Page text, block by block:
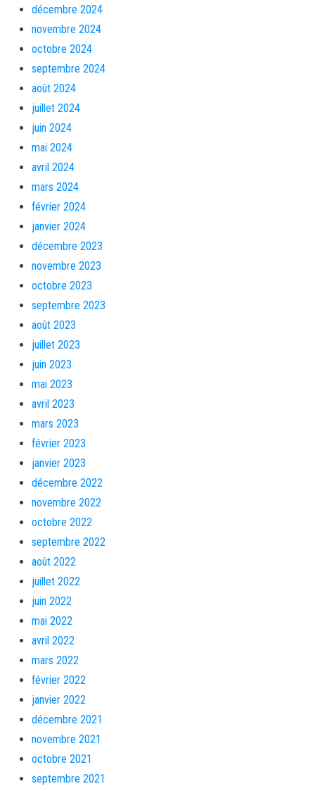
décembre 2024
novembre 2024
octobre 2024
septembre 2024
août 2024
juillet 2024
juin 2024
mai 2024
avril 2024
mars 2024
février 2024
janvier 2024
décembre 2023
novembre 2023
octobre 2023
septembre 2023
août 2023
juillet 2023
juin 2023
mai 2023
avril 2023
mars 2023
février 2023
janvier 2023
décembre 2022
novembre 2022
octobre 2022
septembre 2022
août 2022
juillet 2022
juin 2022
mai 2022
avril 2022
mars 2022
février 2022
janvier 2022
décembre 2021
novembre 2021
octobre 2021
septembre 2021